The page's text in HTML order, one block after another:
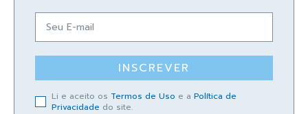
INSCREVER
Li e aceito os Termos de Uso e a Política de
Privacidade do site.